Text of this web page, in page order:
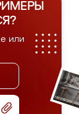
или